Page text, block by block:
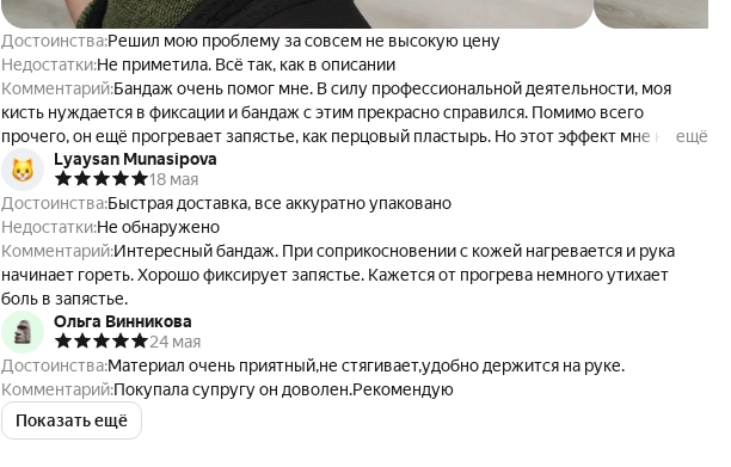
Достоинства:Решил мою проблему за совсем не высокую цену
Недостатки:Не приметила. Всё так, как в описании
Комментарий:Бандаж очень помог мне. В силу профессиональной деятельности, моя
кисть нуждается в фиксации и бандаж с этим прекрасно справился. Помимо всего
прочего, он ещё прогревает запястье, как перцовый пластырь. Но этот эффект мне не
нравится, поэтому я ношу бандаж на подперчатку. Через ткань эффекта прогревания нет.
Запястье перестало болеть. Очень рекомендую тем, кого каждодневные монотонные
движения кисти приводят к боевым ощущениям.
ещё
Lyaysan Munasipova
18 мая
Достоинства:Быстрая доставка, все аккуратно упаковано
Недостатки:Не обнаружено
Комментарий:Интересный бандаж. При соприкосновении с кожей нагревается и рука
начинает гореть. Хорошо фиксирует запястье. Кажется от прогрева немного утихает
боль в запястье.
Ольга Винникова
24 мая
Достоинства:Материал очень приятный,не стягивает,удобно держится на руке.
Комментарий:Покупала супругу он доволен.Рекомендую
Показать ещё